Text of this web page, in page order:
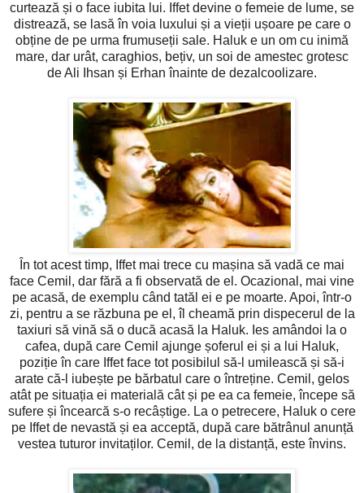
curtează și o face iubita lui. Iffet devine o femeie de lume, se
distrează, se lasă în voia luxului și a vieții ușoare pe care o
obține de pe urma frumuseții sale. Haluk e un om cu inimă
mare, dar urât, caraghios, bețiv, un soi de amestec grotesc
de Ali Ihsan și Erhan înainte de dezalcoolizare.
În tot acest timp, Iffet mai trece cu mașina să vadă ce mai
face Cemil, dar fără a fi observată de el. Ocazional, mai vine
pe acasă, de exemplu când tatăl ei e pe moarte. Apoi, într-o
zi, pentru a se răzbuna pe el, îl cheamă prin dispecerul de la
taxiuri să vină să o ducă acasă la Haluk. Ies amândoi la o
cafea, după care Cemil ajunge șoferul ei și a lui Haluk,
poziție în care Iffet face tot posibilul să-l umilească și să-i
arate că-l iubește pe bărbatul care o întreține. Cemil, gelos
atât pe situația ei materială cât și pe ea ca femeie, începe să
sufere și încearcă s-o recâștige. La o petrecere, Haluk o cere
pe Iffet de nevastă și ea acceptă, după care bătrânul anunță
vestea tuturor invitaților. Cemil, de la distanță, este învins.